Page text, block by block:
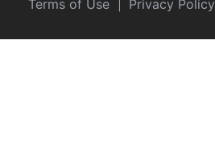
Terms of Use Privacy Policy